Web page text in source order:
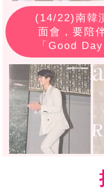
(14/22)南韓
面會，要陪
「Good